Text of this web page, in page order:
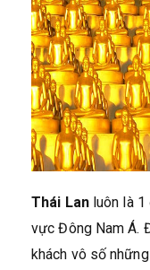
Thái Lan luôn là
vực Đông Nam Á.
khách vô số